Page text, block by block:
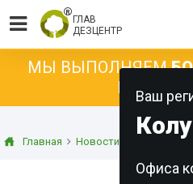
ГЛАВ
ДЕЗЦЕНТР
Ваш
Офиса
МЫ ВЫПОЛНЯЕМ
КАЖДЫЙ
Главная Новости Статьи о